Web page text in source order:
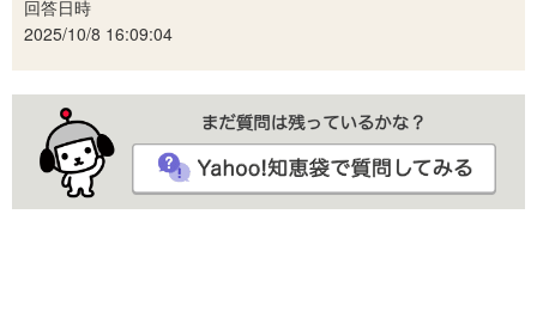
回答日時
2025/10/8 16:09:04